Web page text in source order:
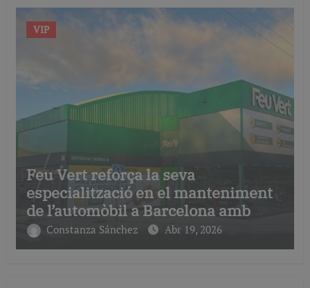
VIP
Feu Vert reforça la seva
especialització en el manteniment
de l’automòbil a Barcelona amb
serveis de taller i mecànica
avançada
Constanza Sánchez Abr 19, 2026